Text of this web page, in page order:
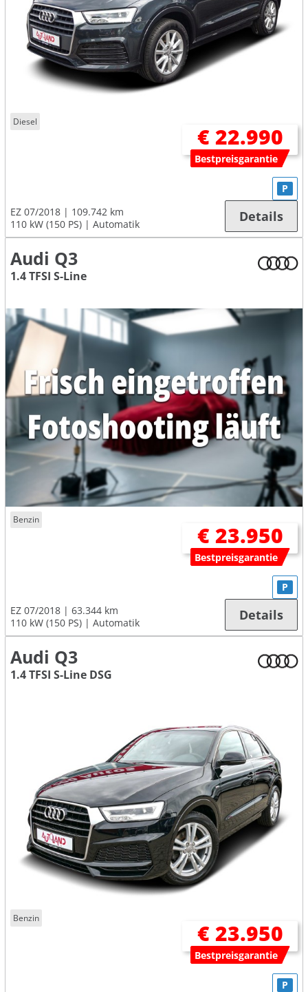
Diesel
€ 22.990
Bestpreisgarantie
EZ 07/2018
109.742 km
110 kW (150 PS)
Automatik
P
Details
Audi Q3
1.4 TFSI S-Line
Benzin
€ 23.950
Bestpreisgarantie
EZ 07/2018
63.344 km
110 kW (150 PS)
Automatik
P
Details
Audi Q3
1.4 TFSI S-Line DSG
Benzin
€ 23.950
Bestpreisgarantie
P